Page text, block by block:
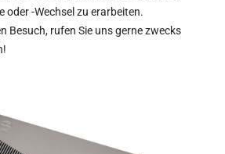
oder -Wechsel zu erarbeiten.
Besuch, rufen Sie uns gerne zwecks